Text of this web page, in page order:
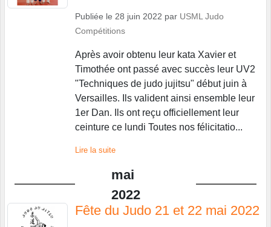
Publiée le 28 juin 2022 par USML Judo
Compétitions
Après avoir obtenu leur kata Xavier et
Timothée ont passé avec succès leur UV2
"Techniques de judo jujitsu" début juin à
Versailles. Ils valident ainsi ensemble leur
1er Dan. Ils ont reçu officiellement leur
ceinture ce lundi Toutes nos félicitatio...
Lire la suite
mai
2022
Fête du Judo 21 et 22 mai 2022